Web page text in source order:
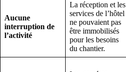
Aucune
interruption de
l’activité
La réception et les
services de l’hôtel
ne pouvaient pas
être immobilisés
pour les besoins
du chantier.